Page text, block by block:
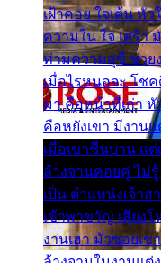
เฝ้าคอย ใจเต้น หั
ความใน ใจ เศร้า
ท่ามความสุขี ช่วย
เมื่อไรหนอจะ โช
มา คือหน้าที่เก่า หั
คือหยังเขา มีงาน
เมื่อเขาชื่นบาน แ
ล้างจานคอยคู่ ไม่
เป็น ตำแหน่งเจ้า
เข้าพาขวัญ เสียง
งานเฮา มัวซอยเ